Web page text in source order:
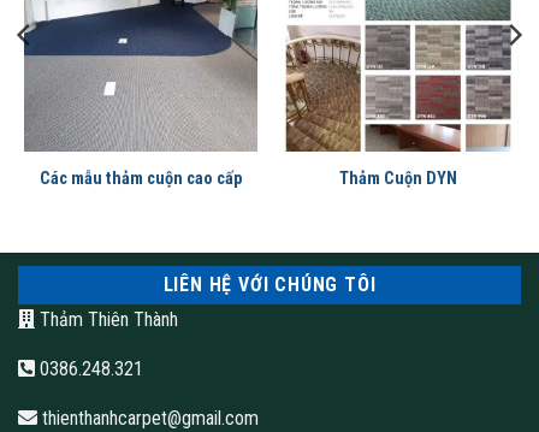
thảm trải sàn hoa văn
Với trọng lượng sợi 800g cùng tổng trọng lượng 1.700g/m2,
thảm TT001 mang lại cảm giác êm chân, giảm tiếng ồn hiệu
quả và tăng tính thẩm mỹ cho không gian. Thiết kế màu sắc
Thông số kỹ thuật
Các mẫu thảm cuộn cao cấp Thảm Cuộn DYN
LIÊN HỆ VỚI CHÚNG TÔI
Thảm Thiên Thành
0386.248.321
thienthanhcarpet@gmail.com